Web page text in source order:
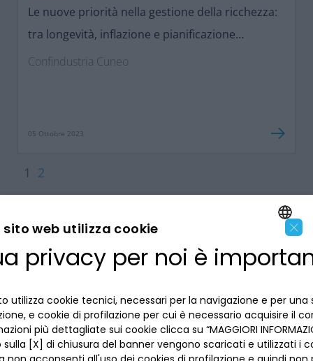
Le nuove priorità nella gestione della ricchezza:
tra longevità, inflazione e pianificazione
successoria
Confindustria Cuneo
05 Ottobre 2023
1 2
LA BANCA
INFORMAZIONI PER IL CLIENTE
Privacy
ACCESSIBILITÀ E APP
ENGLISH
×
sito web utilizza cookie
privacy per noi è
utilizza cookie tecnici, necessari per la navigazione e per una
e cookie di profilazione per cui è necessario acquisire il
più dettagliate sui cookie clicca su “MAGGIORI
[X] di chiusura del banner vengono scaricati e utilizzati i